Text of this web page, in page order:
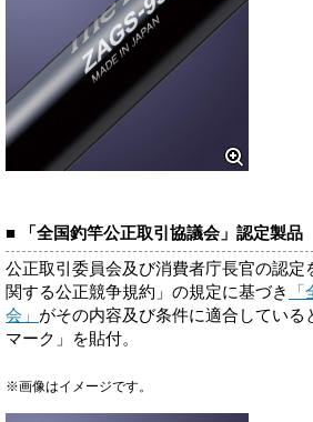
■ 「全国釣竿公正取引協議会」認定製品
公正取引委員会及び消費者庁長官の認定
関する公正競争規約」の規定に基づき
会」 がその内容及び条件に適合している
マーク」を貼付。
※画像はイメージです。